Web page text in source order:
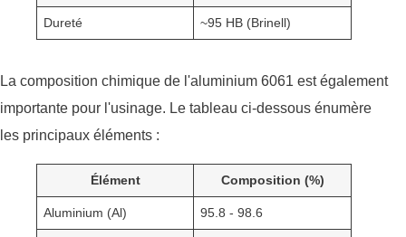
Dureté ~95 HB (Brinell)
La composition chimique de l'aluminium 6061 est également
importante pour l'usinage. Le tableau ci-dessous énumère
les principaux éléments :
Élément Composition (%)
Aluminium (Al) 95.8 - 98.6